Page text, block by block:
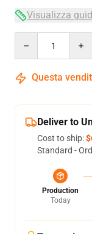
Visualizza
Questa
Deliver to
Cost to ship:
Standard -
Production
Today